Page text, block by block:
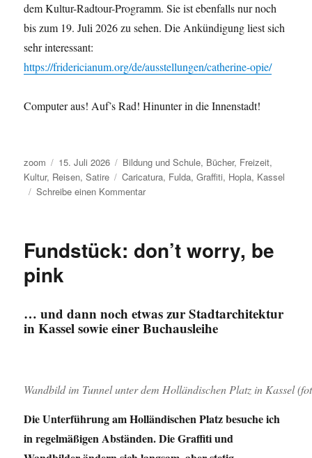
dem Kultur-Radtour-Programm. Sie ist ebenfalls nur noch
bis zum 19. Juli 2026 zu sehen. Die Ankündigung liest sich
sehr interessant:
https://fridericianum.org/de/ausstellungen/catherine-opie/
Computer aus! Auf’s Rad! Hinunter in die Innenstadt!
Autor
zoom
Veröffentlicht
am
15. Juli 2026 Kategorien
Bildung und Schule, Bücher, Freizeit,
Kultur, Reisen,Satire Schlagwörter
Caricatura, Fulda,Graffiti, Hopla, Kassel
Schreibe einen Kommentarzu
Kassel
Fundstück: don’t worry, be
pink
… und dann noch etwas zur Stadtarchitektur
in Kassel sowie einer Buchausleihe
Wandbild im Tunnel unter dem Holländischen Platz in Kassel
Die Unterführung am Holländischen Platz besuche ich
in regelmäßigen Abständen. Die Graffiti und